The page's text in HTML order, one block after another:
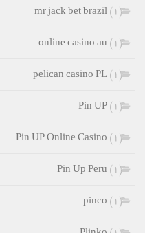
mr jack bet brazil(1)
online casino au (1)
pelican casino PL(1)
Pin UP(1)
Pin UP Online Casino (1)
Pin Up Peru (1)
pinco (1)